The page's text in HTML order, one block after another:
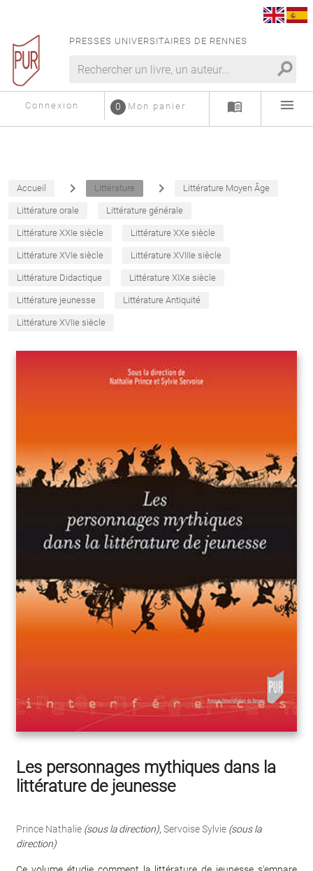
PRESSES UNIVERSITAIRES DE RENNES
search
Connexion Mon panier
0 menu_book menu
Accueil navigate_next Littérature navigate_next Littérature Moyen Âge
Littérature orale Littérature générale
Littérature XXIe siècle Littérature XXe siècle
Littérature XVIe siècle Littérature XVIIIe siècle
Littérature Didactique Littérature XIXe siècle
Littérature jeunesse Littérature Antiquité
Littérature XVIIe siècle
Les personnages mythiques dans la
littérature de jeunesse
Prince Nathalie (sous la direction), Servoise Sylvie (sous la
direction)